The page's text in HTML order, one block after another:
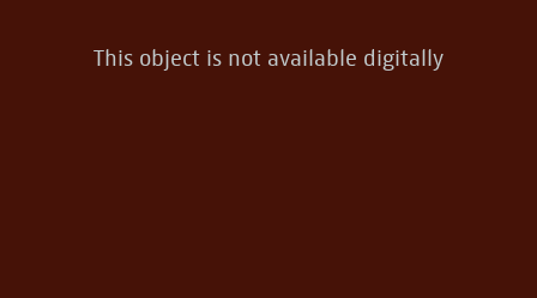
This object is not available digitally